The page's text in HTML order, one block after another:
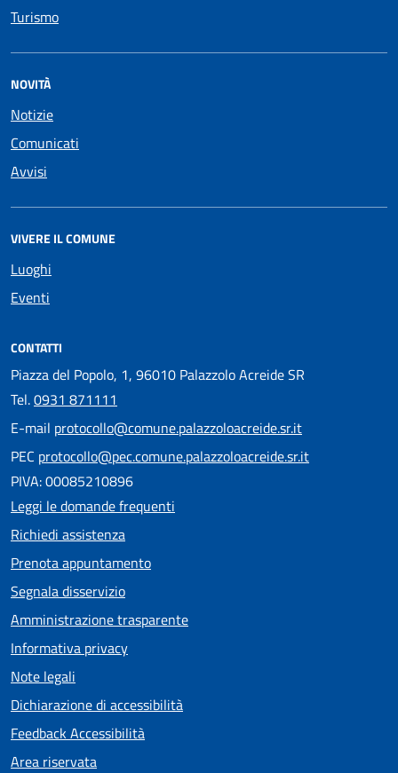
Turismo
NOVITÀ
Notizie
Comunicati
Avvisi
VIVERE IL COMUNE
Luoghi
Eventi
CONTATTI
Piazza del Popolo, 1, 96010 Palazzolo Acreide SR
Tel.0931 871111
E-mail protocollo@comune.palazzoloacreide.sr.it
PEC protocollo@pec.comune.palazzoloacreide.sr.it
PIVA: 00085210896
Leggi le domande frequenti
Richiedi assistenza
Prenota appuntamento
Segnala disservizio
Amministrazione trasparente
Informativa privacy
Note legali
Dichiarazione di accessibilità
Feedback Accessibilità
Area riservata